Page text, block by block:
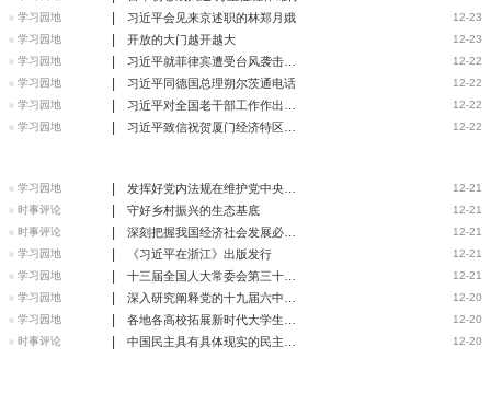
12-23
学习园地 | 习近平会见来京述职的林郑月娥
12-23
学习园地 | 开放的大门越开越大
12-22
学习园地 |
12-22
学习园地 | 习近平同德国总理朔尔茨通电话
12-22
学习园地 |
12-22
学习园地 |
12-21
学习园地 |
12-21
时事评论 | 守好乡村振兴的生态基底
12-21
时事评论 |
12-21
学习园地 | 《习近平在浙江》出版发行
12-21
学习园地 |
12-20
学习园地 |
12-20
学习园地 |
12-20
时事评论 |